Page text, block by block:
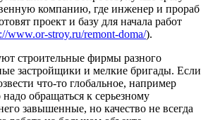
компанию, где инженер и прораб
проект и базу для начала работ
www.or-stroy.ru/remont-doma/).
строительные фирмы разного
застройщики и мелкие бригады. Если
что-то глобальное, например
обращаться к серьезному
завышенные, но качество не всегда